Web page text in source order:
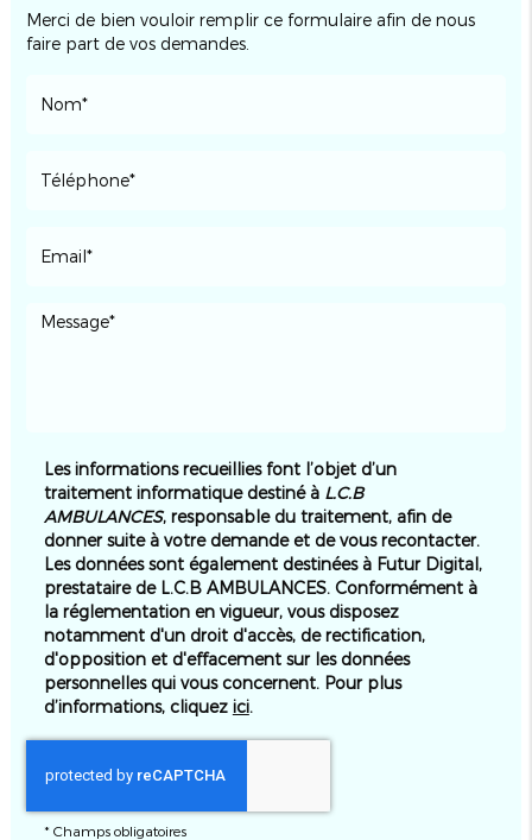
Merci de bien vouloir remplir ce formulaire afin de nous
faire part de vos demandes.
Les informations recueillies font l’objet d’un
traitement informatique destiné àL.C.B
AMBULANCES, responsable du traitement, afin de
donner suite à votre demande et de vous recontacter.
Les données sont également destinées à Futur Digital,
prestataire de L.C.B AMBULANCES. Conformément à
la réglementation en vigueur, vous disposez
notamment d'un droit d'accès, de rectification,
d'opposition et d'effacement sur les données
personnelles qui vous concernent. Pour plus
d’informations, cliquez ici.
* Champs obligatoires